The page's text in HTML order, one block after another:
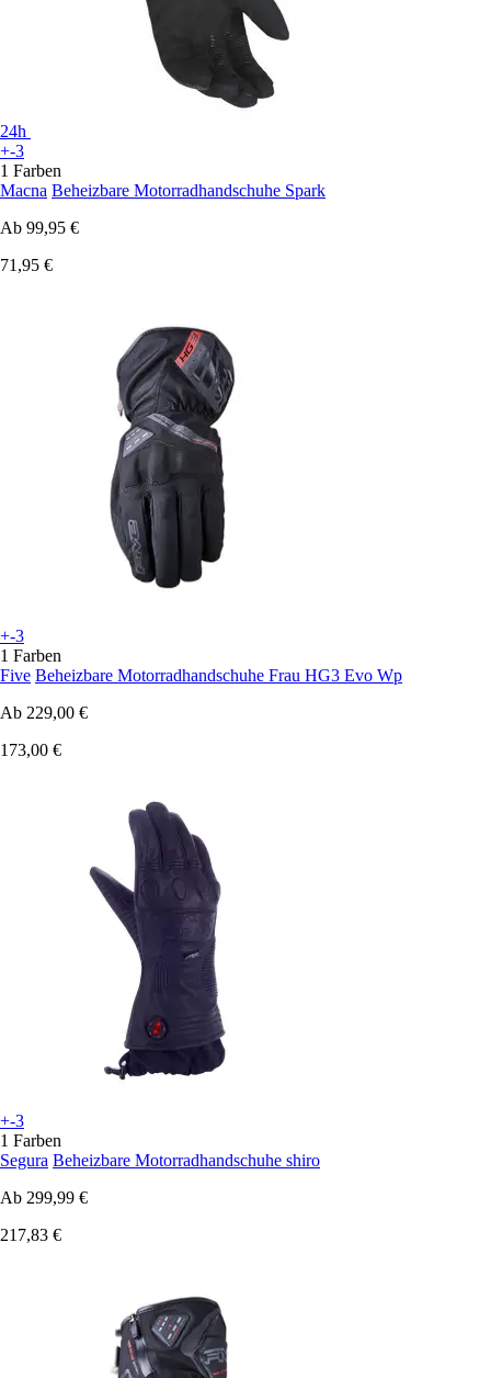
24h
+-3
1 Farben
Macna Beheizbare Motorradhandschuhe Spark
Ab 99,95 €
71,95 €
+-3
1 Farben
Five Beheizbare Motorradhandschuhe Frau HG3 Evo Wp
Ab 229,00 €
173,00 €
+-3
1 Farben
Segura Beheizbare Motorradhandschuhe shiro
Ab 299,99 €
217,83 €